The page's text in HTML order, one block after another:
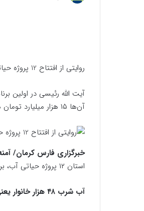
روایتی از افتتاح 12 پروژه حیاتی در کرمان
آن‌ها ۱۵ هزار میلیارد تومان هزینه شده است.
خبرگزاری فارس کرمان/
استان ۱۲ پروژه حیاتی آب، برق و صنعت را به بهره‌برداری می‌رساند که برای آن‌ها ۱۵ هزار میلیارد تومان هزینه شده است.
آب شرب ۴۸ هزار خانوار یعنی حدود ۲۴۰ هزار نفر تامین شد